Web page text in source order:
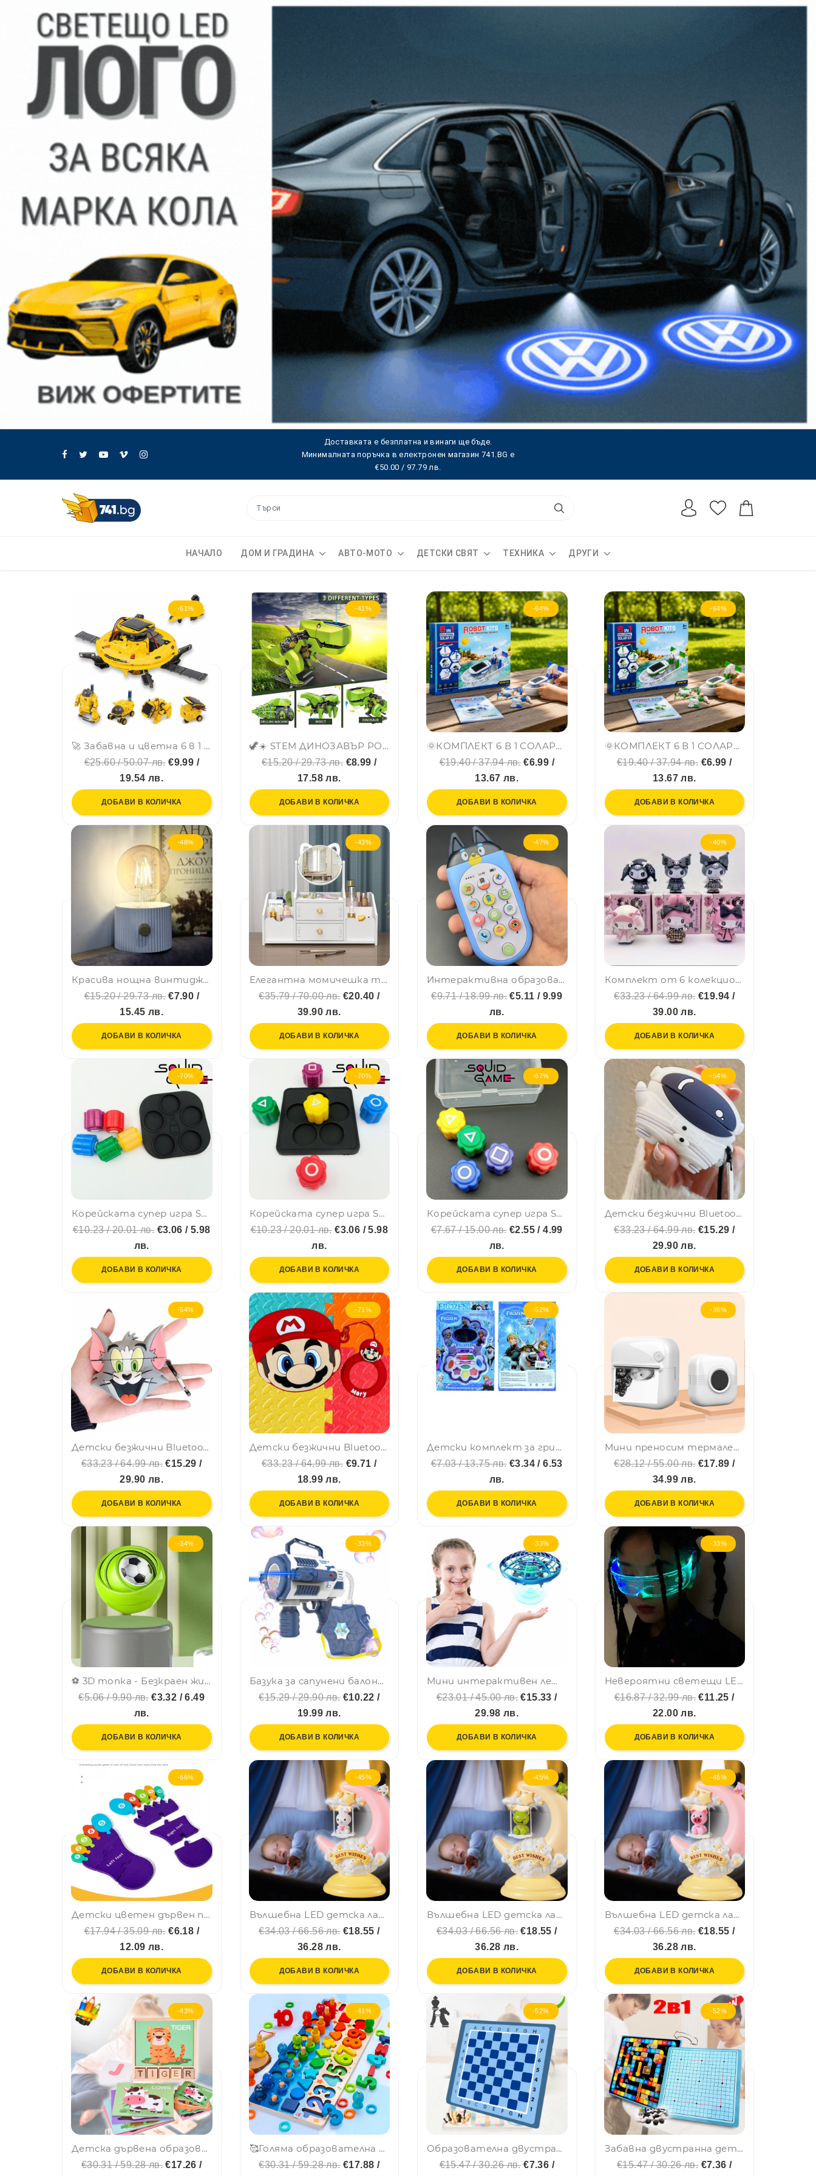
Доставката е безплатна и винаги ще бъде.
Минималната поръчка в електронен магазин 741.BG е
€50.00 / 97.79 лв.
НАЧАЛО ДОМ И ГРАДИНА АВТО-МОТО ДЕТСКИ СВЯТ ТЕХНИКА ДРУГИ
-61%
🚀 Забавна и цветна 6 в 1 соларна STEM космическа флотилия с три източника на енергия
€25.60 / 50.07 лв.€9.99 /
19.54 лв.
ДОБАВИ В КОЛИЧКА
-41%
🦖☀️ STEM ДИНОЗАВЪР РОБОТ НА СЛЪНЧЕВА ЕНЕРГИЯ 3 В 1 ☀️🦖
€15.20 / 29.73 лв.€8.99 /
17.58 лв.
ДОБАВИ В КОЛИЧКА
-64%
🌞КОМПЛЕКТ 6 В 1 СОЛАРЕН РОБОТ - 21 части, за създаване 6 различни робота по STEM системата - СИНЬО
€19.40 / 37.94 лв.€6.99 /
13.67 лв.
ДОБАВИ В КОЛИЧКА
-64%
🌞КОМПЛЕКТ 6 В 1 СОЛАРЕН РОБОТ - 21 части, за създаване 6 различни робота по STEM системата - ЗЕЛЕНО
€19.40 / 37.94 лв.€6.99 /
13.67 лв.
ДОБАВИ В КОЛИЧКА
-48%
Красива нощна винтидж LED лампа с батерия и регулиране на светлината. Type C зареждане, къмпинг лампа
€15.20 / 29.73 лв.€7.90 /
15.45 лв.
ДОБАВИ В КОЛИЧКА
-43%
Елегантна момичешка тоалетка с огледало с 360-градусово въртене Lumera Beauty 2000
€35.79 / 70.00 лв.€20.40 /
39.90 лв.
ДОБАВИ В КОЛИЧКА
-47%
Интерактивна образователна играчка-телефон с десет мелодии и цифри Jack Blue
€9.71 / 18.99 лв. €5.11 / 9.99
лв.
ДОБАВИ В КОЛИЧКА
-40%
Комплект от 6 колекционерски фигури Kuromi Куроми и My Melody по хитовия японски сериал
€33.23 / 64.99 лв.€19.94 /
39.00 лв.
ДОБАВИ В КОЛИЧКА
-70%
Корейската супер игра Squid game с пет камъчета и фенска гумена подложка
€10.23 / 20.01 лв.€3.06 / 5.98
лв.
ДОБАВИ В КОЛИЧКА
-70%
Корейската супер игра Squid game с пет камъчета и гумена подложка
€10.23 / 20.01 лв.€3.06 / 5.98
лв.
ДОБАВИ В КОЛИЧКА
-67%
Корейската супер игра Squid game с пет силиконови камъчета в кутийка
€7.67 / 15.00 лв.€2.55 / 4.99
лв.
ДОБАВИ В КОЛИЧКА
-54%
Детски безжични Bluetooth слушалки Аir Pоds Prо Astronaut - до 20 часа слушане, детайлен звук, ново поколение Wireless
€33.23 / 64.99 лв.€15.29 /
29.90 лв.
ДОБАВИ В КОЛИЧКА
-54%
Детски безжични Bluetooth слушалки Аir Pоds Prо Tom - до 20 часа слушане, детайлен звук, ново поколение Wireless
€33.23 / 64.99 лв. €15.29 /
29.90 лв.
ДОБАВИ В КОЛИЧКА
-71%
Детски безжични Bluetooth слушалки Аir Pоds Prо Super Mario- до 20 часа слушане, детайлен звук, ново поколение Wireless
€33.23 / 64.99 лв.€9.71 /
18.99 лв.
ДОБАВИ В КОЛИЧКА
-52%
Детски комплект за грим FROZEN - пълен комплект. За деца над 3 г.
€7.03 / 13.75 лв.€3.34 / 6.53
лв.
ДОБАВИ В КОЛИЧКА
-36%
Мини преносим термален принтер A33 с Bluetooth и USB зареждане
€28.12 / 55.00 лв.€17.89 /
34.99 лв.
ДОБАВИ В КОЛИЧКА
-34%
⚽ 3D топка - Безкраен жироскоп, креативна играчка за малки и големи
€5.06 / 9.90 лв.€3.32 / 6.49
лв.
ДОБАВИ В КОЛИЧКА
-33%
Базука за сапунени балони с резервоар и LED светлина - 12 HOLE BUBBLE GUN BLUE
€15.29 / 29.90 лв.€10.22 /
19.99 лв.
ДОБАВИ В КОЛИЧКА
-33%
Мини интерактивен летящ диск НЛО със светлини
€23.01 / 45.00 лв. €15.33 /
29.98 лв.
ДОБАВИ В КОЛИЧКА
-33%
Невероятни светещи LED парти очила - в центъра на купона
€16.87 / 32.99 лв. €11.25 /
22.00 лв.
ДОБАВИ В КОЛИЧКА
-66%
Детски цветен дървен пъзел пръсти на краката по метода на МОНТЕСОРИ LCM41, BF23
€17.94 / 35.09 лв.€6.18 /
12.09 лв.
ДОБАВИ В КОЛИЧКА
-45%
Вълшебна LED детска лампа BUNNY MOON LAMP - BEST WISHES GL1803, настолна, BF23
€34.03 / 66.56 лв.€18.55 /
36.28 лв.
ДОБАВИ В КОЛИЧКА
-45%
Вълшебна LED детска лампа FROG MOON LAMP - BEST WISHES GL1803, настолна, BF23
€34.03 / 66.56 лв. €18.55 /
36.28 лв.
ДОБАВИ В КОЛИЧКА
-45%
Вълшебна LED детска лампа PIG MOON LAMP - BEST WISHES GL1803, настолна, BF23
€34.03 / 66.56 лв.€18.55 /
36.28 лв.
ДОБАВИ В КОЛИЧКА
-43%
Детска дървена образователна играчка с кубчета, пъзел и два модела карти SWF10
€30.31 / 59.28 лв. €17.26 /
-41%
🥰Голяма образователна цветна детска игра Монтесори - дървена дъска с рибки, рингове, формички и цифри, детенце учи CSDW-009
€30.31 / 59.28 лв.€17.88 /
-52%
Образователна двустранна детска настолна игра "ШАХ" CQ08, BF23
€15.47 / 30.26 лв.€7.36 /
-52%
Забавна двустранна детска настолна игра "ГО" и "СТЪЛБИЧКИ" CQ07
€15.47 / 30.26 лв.€7.36 /